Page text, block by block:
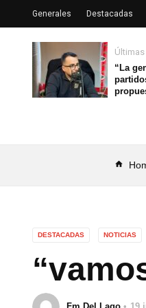
home
“La
Generales Destacadas
DESTACADAS NOTICIAS